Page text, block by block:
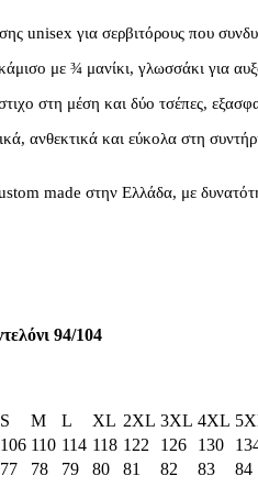
unisex για σερβιτόρους που
με ¾ μανίκι, γλωσσάκι για
στη μέση και δύο τσέπες,
ανθεκτικά και εύκολα στη
made στην Ελλάδα, με
94/104
S M L XL 2XL 3XL 4XL
106 110 114 118 122 126 130
77 78 79 80 81 82 83
84